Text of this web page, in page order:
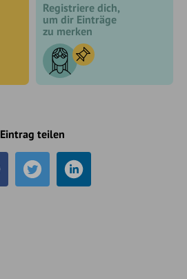
Registriere dich,
um dir Einträge
zu merken
Eintrag teilen